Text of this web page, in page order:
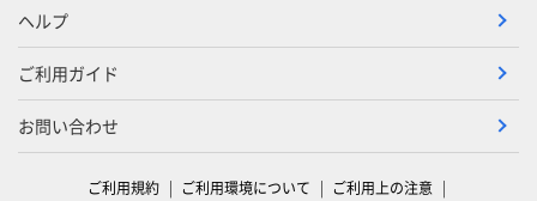
ヘルプ
ご利用ガイド
お問い合わせ
ご利用規約 ご利用環境について ご利用上の注意